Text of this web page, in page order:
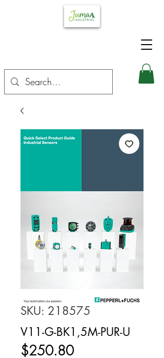
SKU: 218575
V11-G-BK1,5M-PUR-U
$250.80Precio